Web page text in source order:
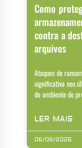
Como
contra a
arquivos
Ataques de
significativa nos
do ambiente de
LER MAIS
06/08/2026